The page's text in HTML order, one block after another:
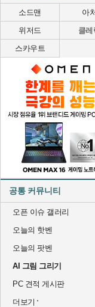
소드맨
아
위저드
클레
스카우트
공통 커뮤니티
오픈 이슈 갤러리
오늘의 핫벤
오늘의 팟벤
AI 그림 그리기
PC 견적 게시판
더보기